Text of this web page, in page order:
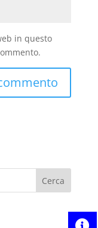
in questo